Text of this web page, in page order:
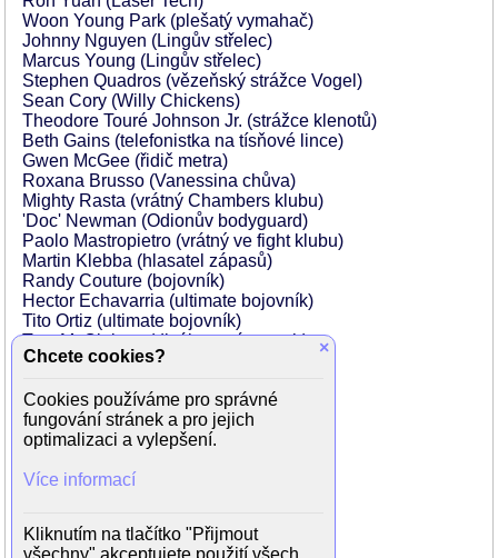
Woon Young Park (plešatý vymahač)
Johnny Nguyen (Lingův střelec)
Marcus Young (Lingův střelec)
Stephen Quadros (vězeňský strážce Vogel)
Sean Cory (Willy Chickens)
Theodore Touré Johnson Jr. (strážce klenotů)
Beth Gains (telefonistka na tísňové lince)
Gwen McGee (řidič metra)
Roxana Brusso (Vanessina chůva)
Mighty Rasta (vrátný Chambers klubu)
'Doc' Newman (Odionův bodyguard)
Paolo Mastropietro (vrátný ve fight klubu)
Martin Klebba (hlasatel zápasů)
Randy Couture (bojovník)
Hector Echavarria (ultimate bojovník)
Tito Ortiz (ultimate bojovník)
Tom McCleister (divák na zápasech)
Wiley M. Pickett (policejní úředník)
Larry Joshua (Cop in Vault)
Chic Daniel (SWAT Cop)
Jake Muxworthy (zdravotník)
Daniel Dae Kim (Visiting Expert)
Julie Du Page (francouzský nakupující)
×
Chcete cookies?
Cookies používáme pro správné
fungování stránek a pro jejich
optimalizaci a vylepšení.
Více informací
Kliknutím na tlačítko "Přijmout
všechny" akceptujete použití všech